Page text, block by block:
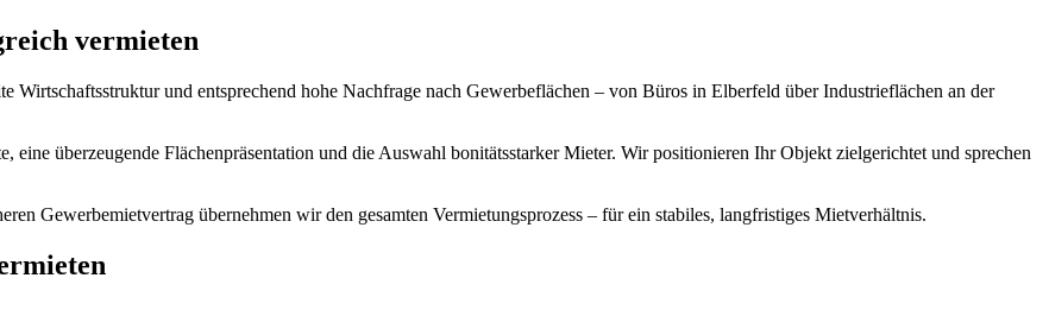
vermieten
Wirtschaftsstruktur und entsprechend hohe Nachfrage nach Gewerbeflächen – von Büros in Elberfeld über Industrieflächen an der
eine überzeugende Flächenpräsentation und die Auswahl bonitätsstarker Mieter. Wir positionieren Ihr Objekt zielgerichtet und sprechen
Gewerbemietvertrag übernehmen wir den gesamten Vermietungsprozess – für ein stabiles, langfristiges Mietverhältnis.